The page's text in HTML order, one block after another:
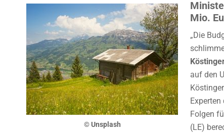
© Unsplash
Mio.
„Die
auf den
Folgen
(LE)